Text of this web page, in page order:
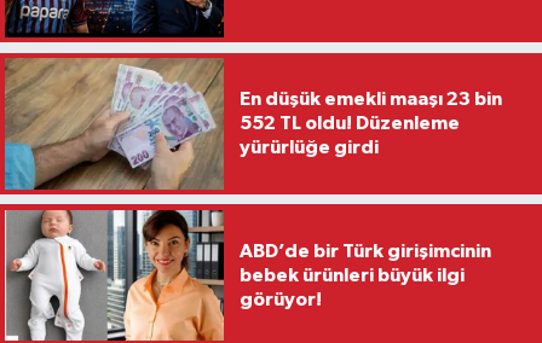
En düşük emekli maaşı 23 bin
552 TL oldu! Düzenleme
yürürlüğe girdi
ABD’de bir Türk girişimcinin
bebek ürünleri büyük ilgi
görüyor!